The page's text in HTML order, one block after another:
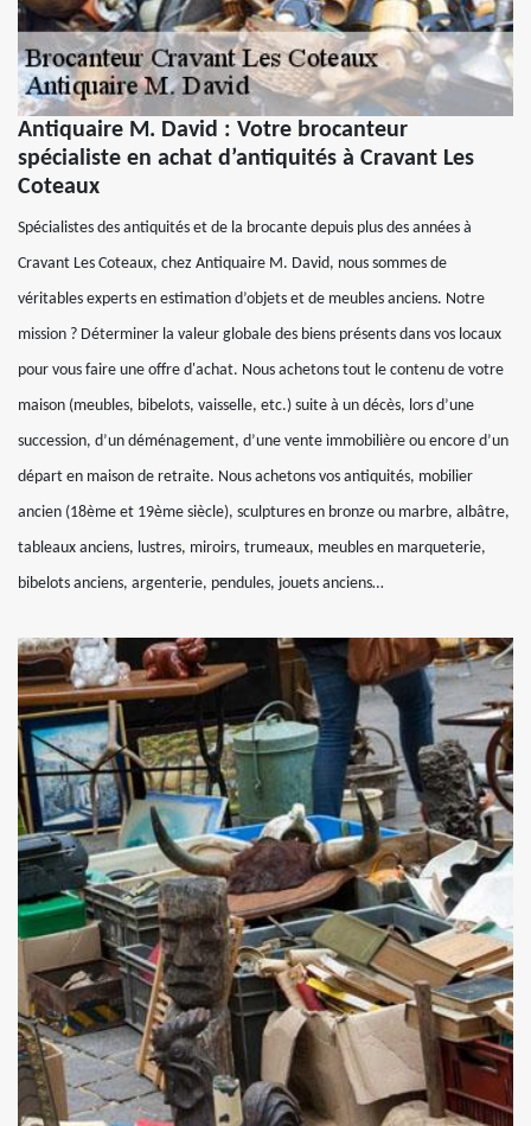
Antiquaire M. David : Votre brocanteur
spécialiste en achat d’antiquités à Cravant Les
Coteaux
Spécialistes des antiquités et de la brocante depuis plus des années à
Cravant Les Coteaux, chez Antiquaire M. David, nous sommes de
véritables experts en estimation d’objets et de meubles anciens. Notre
mission ? Déterminer la valeur globale des biens présents dans vos locaux
pour vous faire une offre d'achat. Nous achetons tout le contenu de votre
maison (meubles, bibelots, vaisselle, etc.) suite à un décès, lors d’une
succession, d’un déménagement, d’une vente immobilière ou encore d’un
départ en maison de retraite. Nous achetons vos antiquités, mobilier
ancien (18ème et 19ème siècle), sculptures en bronze ou marbre, albâtre,
tableaux anciens, lustres, miroirs, trumeaux, meubles en marqueterie,
bibelots anciens, argenterie, pendules, jouets anciens…